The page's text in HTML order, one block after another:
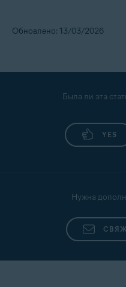
Обновлено: 13/03/2026
Была ли эта
YES
Нужна